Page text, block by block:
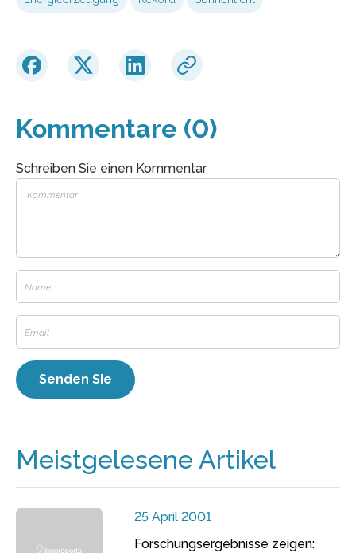
Kommentare (0)
Schreiben Sie einen Kommentar
Meistgelesene Artikel
25 April 2001
Forschungsergebnisse zeigen: